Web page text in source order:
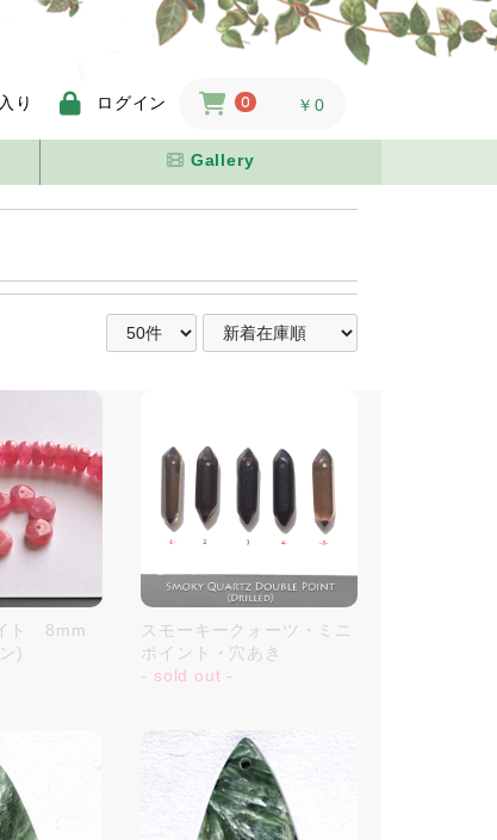
り ログイン 0 ￥0
Gallery
ト 8mm
)
スモーキークォーツ・ミニ
ポイント・穴あき
- sold out -